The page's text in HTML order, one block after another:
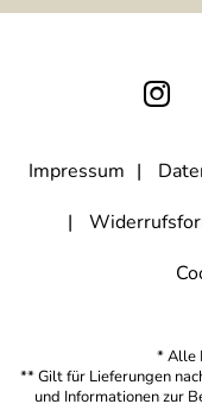
den Link "Abmelden"
Datenschutzerklärung
Impressum
* Alle
** Gilt für Lieferungen
und Informationen zur